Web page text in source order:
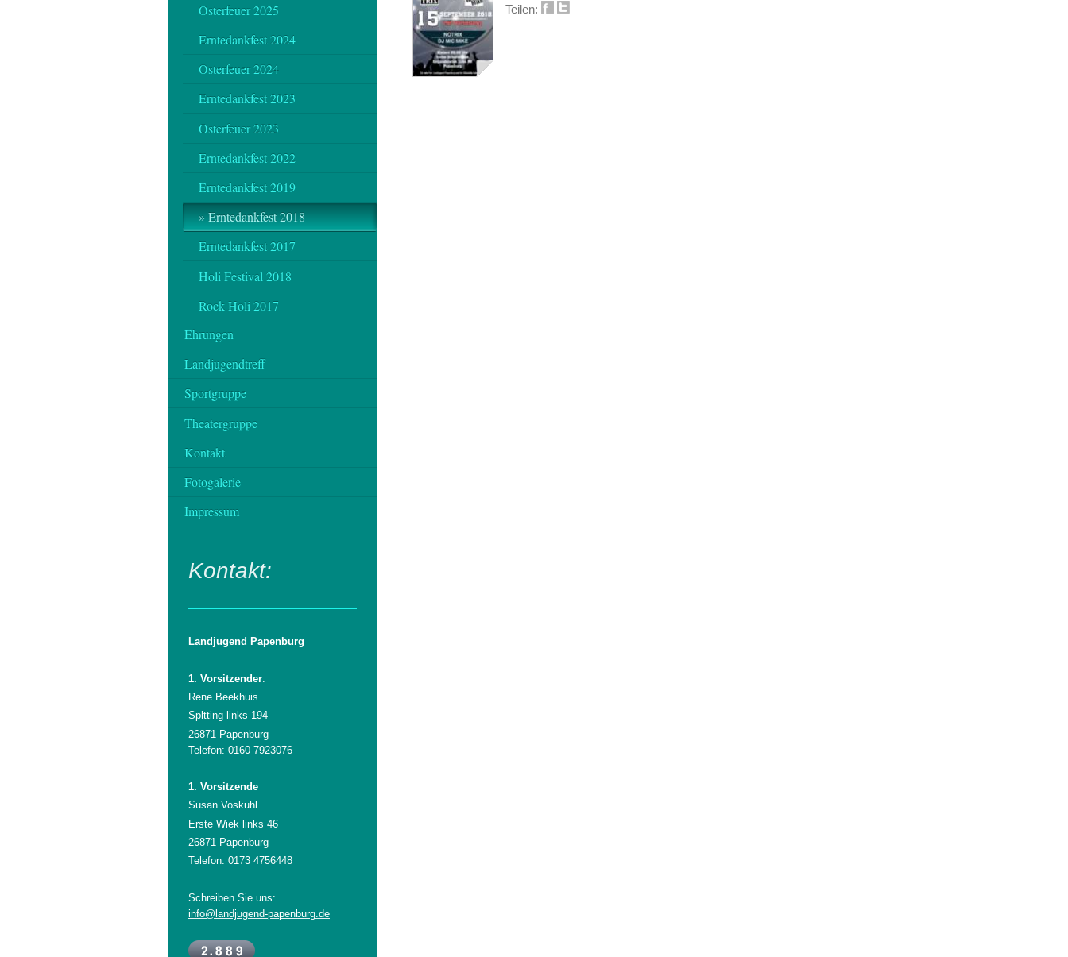
Teilen:
Osterfeuer 2025
Erntedankfest 2024
Osterfeuer 2024
Erntedankfest 2023
Osterfeuer 2023
Erntedankfest 2022
Erntedankfest 2019
Erntedankfest 2018
Erntedankfest 2017
Holi Festival 2018
Rock Holi 2017
Ehrungen
Landjugendtreff
Sportgruppe
Theatergruppe
Kontakt
Fotogalerie
Impressum
Kontakt:
Landjugend Papenburg
1. Vorsitzender:
Rene Beekhuis
Spltting links 194
26871 Papenburg
Telefon: 0160 7923076
1. Vorsitzende
Susan Voskuhl
Erste Wiek links 46
26871 Papenburg
Telefon: 0173 4756448
Schreiben Sie uns:
info@landjugend-papenburg.de